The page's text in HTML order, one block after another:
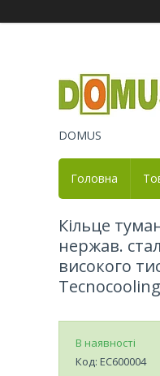
DOMUS
Головна
Кільце
нержав.
високого
Tecnocooling
В наявності
Код: EC600004